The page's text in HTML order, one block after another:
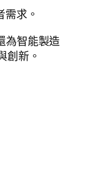
求。
為智能製造
創新。